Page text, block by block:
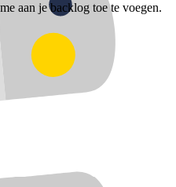
aan je backlog toe te voegen.